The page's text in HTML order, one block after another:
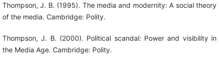
Thompson, J. B. (1995). The media and modernity: A social theory
of the media. Cambridge: Polity.
Thompson, J. B. (2000). Political scandal: Power and visibility in
the Media Age. Cambridge: Polity.